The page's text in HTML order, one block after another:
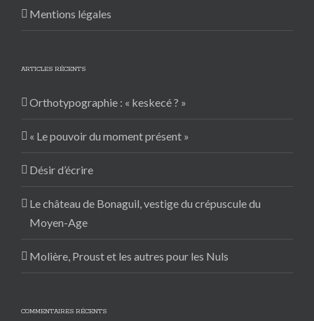
Mentions légales
ARTICLES RÉCENTS
Orthotypographie : « keskecé ? »
« Le pouvoir du moment présent »
Désir d’écrire
Le château de Bonaguil, vestige du crépuscule du
Moyen-Age
Molière, Proust et les autres pour les Nuls
COMMENTAIRES RÉCENTS